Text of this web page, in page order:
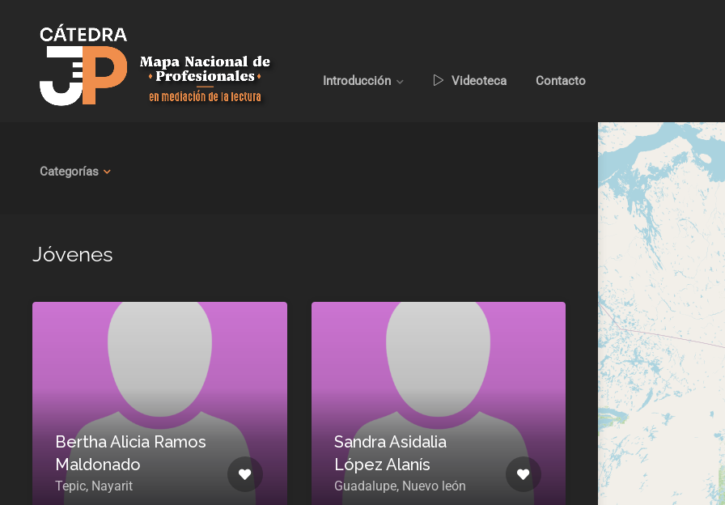
Introducción Videoteca Contacto
Categorías
Jóvenes
Bertha Alicia Ramos
Maldonado
Tepic, Nayarit
Sandra Asidalia
López Alanís
Guadalupe, Nuevo león